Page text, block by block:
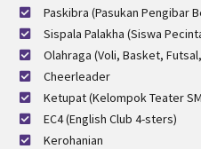
Paskibra (Pasukan Pengibar
Sispala Palakha (Siswa
Olahraga (Voli, Basket,
Cheerleader
Ketupat (Kelompok Teater
EC4 (English Club 4-sters)
Kerohanian